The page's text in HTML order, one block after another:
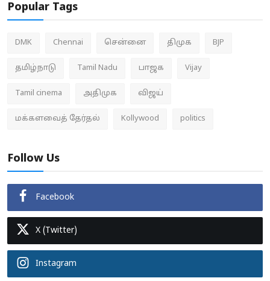
Popular Tags
DMK Chennai சென்னை திமுக BJP
தமிழ்நாடு Tamil Nadu பாஜக Vijay
Tamil cinema அதிமுக விஜய்
மக்களவைத் தேர்தல் Kollywood politics
Follow Us
Facebook
X (Twitter)
Instagram